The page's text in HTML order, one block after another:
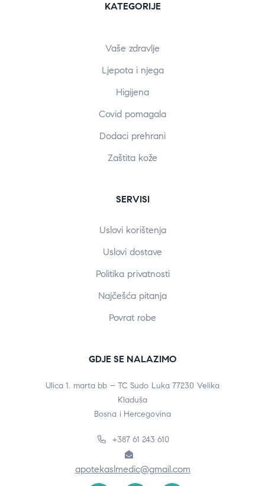
KATEGORIJE
Vaše zdravlje
Ljepota i njega
Higijena
Covid pomagala
Dodaci prehrani
Zaštita kože
SERVISI
Uslovi korištenja
Uslovi dostave
Politika privatnosti
Najčešća pitanja
Povrat robe
GDJE SE NALAZIMO
Ulica 1. marta bb – TC Sudo Luka 77230 Velika
Kladuša
Bosna i Hercegovina
+387 61 243 610
apotekaslmedic@gmail.com